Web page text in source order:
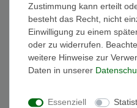
Sicher und Bequem
Schneller und sicherer
Zustimmung kann erteilt
besteht das Recht, nicht
Einwilligung zu einem
oder zu widerrufen.
weitere Hinweise zur
Daten in unserer
Essenziell